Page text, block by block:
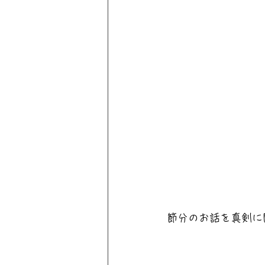
節分のお話を真剣に